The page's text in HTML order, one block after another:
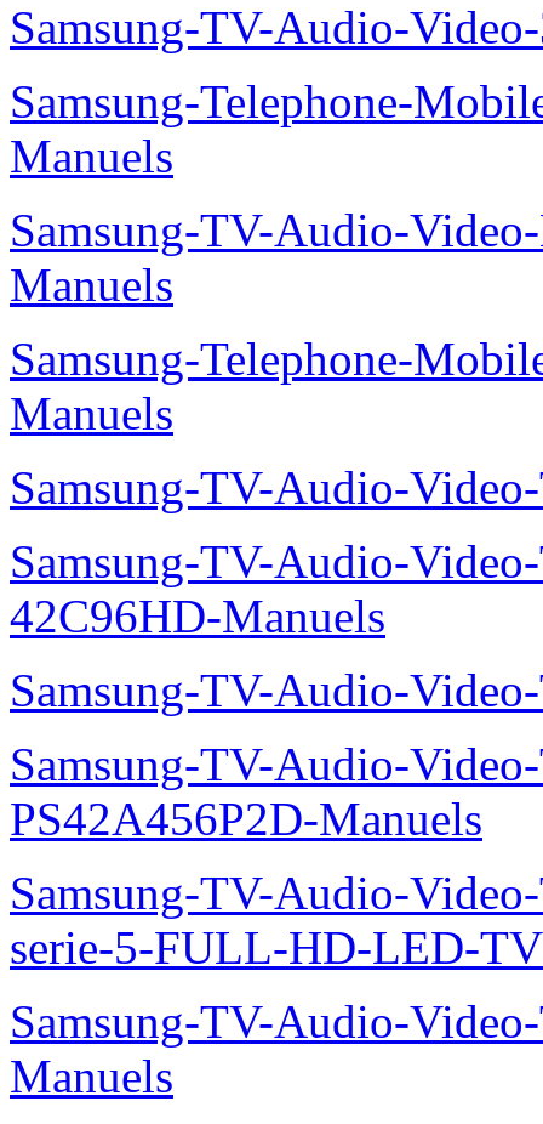
Samsung-TV-Audio-
Samsung-Telephone-
Manuels
Samsung-TV-Audio-
Manuels
Samsung-Telephone-
Manuels
Samsung-TV-Audio-
Samsung-TV-Audio-
42C96HD-Manuels
Samsung-TV-Audio-
Samsung-TV-Audio-
PS42A456P2D-Manuels
Samsung-TV-Audio-
serie-5-FULL-HD-LED-
Samsung-TV-Audio-
Manuels